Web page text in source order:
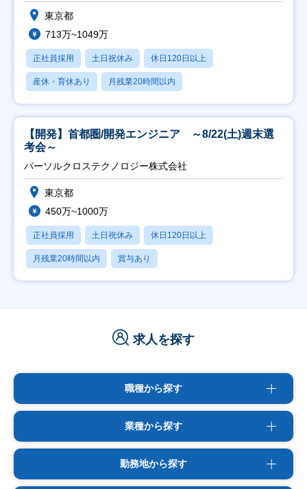
東京都
713万~1049万
正社員採用 土日祝休み 休日120日以上
産休・育休あり 月残業20時間以内
【開発】首都圏/開発エンジニア ～8/22(土)週末選
考会～
パーソルクロステクノロジー株式会社
東京都
450万~1000万
正社員採用 土日祝休み 休日120日以上
月残業20時間以内 賞与あり
求人を探す
職種から探す
業種から探す
勤務地から探す